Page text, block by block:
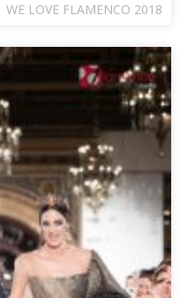
WE LOVE FLAMENCO 2018